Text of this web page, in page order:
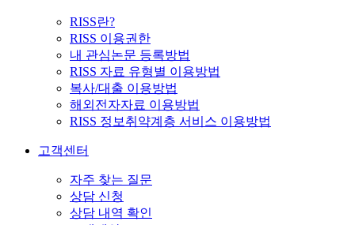
RISS란?
RISS 이용권한
내 관심논문 등록방법
RISS 자료 유형별 이용방법
복사/대출 이용방법
해외전자자료 이용방법
RISS 정보취약계층 서비스 이용방법
고객센터
자주 찾는 질문
상담 신청
상담 내역 확인